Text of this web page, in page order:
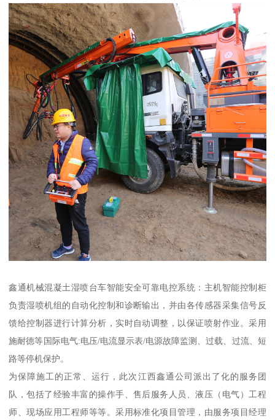
鑫通机械混凝土湿喷台车智能安全可靠电控系统：主机智能控制柜
负责湿喷机组的自动化控制和诊断输出，并由各传感器采集信号反
馈给控制器进行计算分析，实时自动调整，以保证喷射作业。采用
施耐德等国际电气:电压/电流显示表/电源故障监测、过载、过流、短
路等停机保护。
为保障施工的正常、运行，此次江西鑫通公司派出了化的服务团
队，包括了经验丰富的操作手、售后服务人员、液压（电气）工程
师、现场应用工程师等等。采用标准化项目管理，由服务项目经理